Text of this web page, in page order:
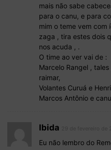
mais não sabe
para o canu, e para
mim o teme vem com
zaga , tira estes dois
nos acuda , .
O time ao ver vai de :
Marcelo Rangel , tales
raimar,
Volantes Curuá e
Marcos Antônio e
Ibida
Eu não lembro do